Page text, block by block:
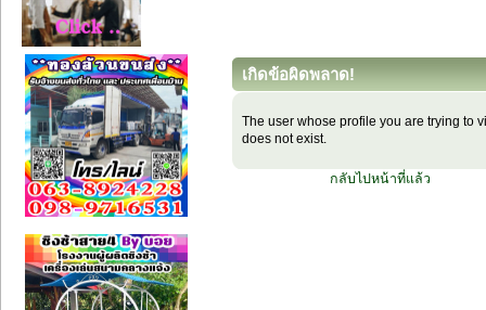
เกิดข้อผิดพลาด!
The user whose profile you are trying to
does not exist.
กลับไปหน้าที่แล้ว